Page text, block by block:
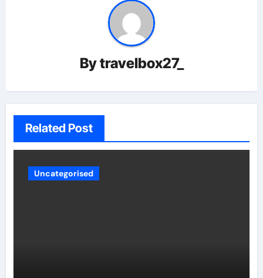
Bytravelbox27_
Related Post
Uncategorised